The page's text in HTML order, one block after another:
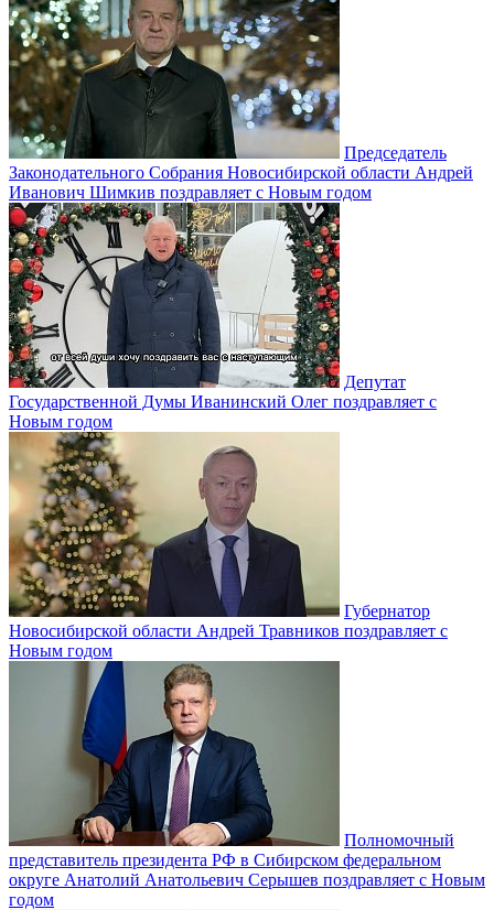
Председатель
Законодательного Собрания Новосибирской области Андрей
Иванович Шимкив поздравляет с Новым годом
Депутат
Государственной Думы Иванинский Олег поздравляет с
Новым годом
Губернатор
Новосибирской области Андрей Травников поздравляет с
Новым годом
Полномочный
представитель президента РФ в Сибирском федеральном
округе Анатолий Анатольевич Серышев поздравляет с Новым
годом